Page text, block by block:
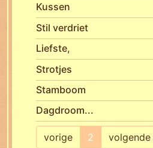
Kussen
Stil verdriet
Liefste,
Strotjes
Stamboom
Dagdroom...
vorige 2 volgende